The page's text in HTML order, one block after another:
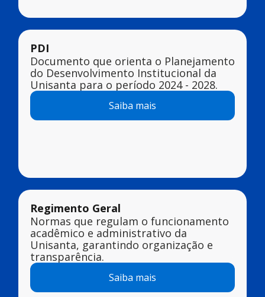
PDI
Documento que orienta o Planejamento
do Desenvolvimento Institucional da
Unisanta para o período 2024 - 2028.
Saiba mais
Regimento Geral
Normas que regulam o funcionamento
acadêmico e administrativo da
Unisanta, garantindo organização e
transparência.
Saiba mais